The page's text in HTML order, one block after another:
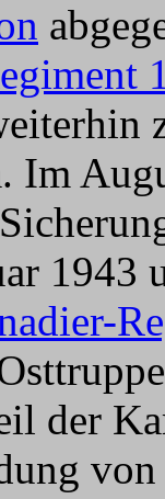
Im
1943
der
von